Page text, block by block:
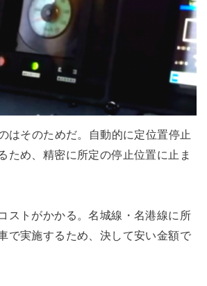
はそのためだ。自動的に定位置停止
ため、精密に所定の停止位置に止ま
ストがかかる。名城線・名港線に所
で実施するため、決して安い金額で